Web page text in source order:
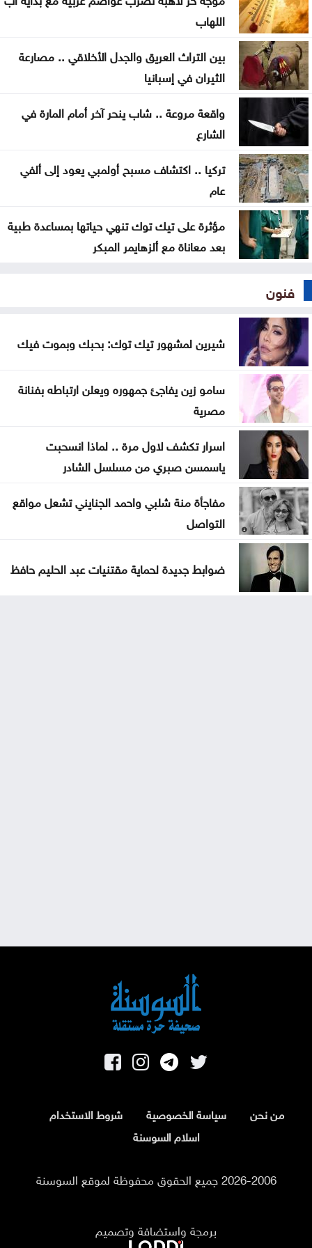
نقابة الصحفيين تثمن دعم الصحافة الورقية وتستكمل
تشكيل لجانها
تركيب 15 مقعدًا في مواقف الحافلات بمحيط
مستشفى الأميرة بسمة
بلغاريا تستدعي سفيرة أوكرانيا إثر انفجار مسيرة في
أراضيها
اللهاب
بين التراث العريق والجدل الأخلاقي .. مصارعة
الثيران في إسبانيا
واقعة مروعة .. شاب ينحر آخر أمام المارة في
الشارع
تركيا .. اكتشاف مسبح أولمبي يعود إلى ألفي
عام
مؤثرة على تيك توك تنهي حياتها بمساعدة طبية
بعد معاناة مع ألزهايمر المبكر
فنون
شيرين لمشهور تيك توك: بحبك وبموت فيك
سامو زين يفاجئ جمهوره ويعلن ارتباطه بفنانة
مصرية
اسرار تكشف لاول مرة .. لماذا انسحبت
ياسمسن صبري من مسلسل الشادر
مفاجأة منة شلبي واحمد الجنايني تشعل مواقع
التواصل
ضوابط جديدة لحماية مقتنيات عبد الحليم حافظ
من نحن سياسة الخصوصية
شروط الاستخدام
اسلام السوسنة
2026-2006 جميع الحقوق محفوظة لموقع السوسنة
برمجة واستضافة وتصميم